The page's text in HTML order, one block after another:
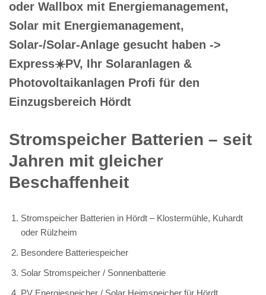
oder Wallbox mit Energiemanagement,
Solar mit Energiemanagement,
Solar-/Solar-Anlage gesucht haben ->
Express☀️PV️, Ihr Solaranlagen &
Photovoltaikanlagen Profi für den
Einzugsbereich Hördt
Stromspeicher Batterien – seit
Jahren mit gleicher
Beschaffenheit
Stromspeicher Batterien in Hördt – Klostermühle, Kuhardt
oder Rülzheim
Besondere Batteriespeicher
Solar Stromspeicher / Sonnenbatterie
PV Energiespeicher / Solar Heimspeicher für Hördt